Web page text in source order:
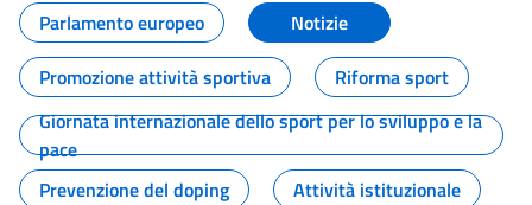
Parlamento europeo
Notizie
Promozione attività sportiva
Riforma sport
Giornata internazionale dello sport per lo sviluppo e la
pace
Prevenzione del doping
Attività istituzionale